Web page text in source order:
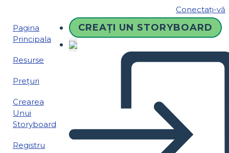
Conectați-vă
Pagina
Principala
Resurse
Prețuri
Crearea
Unui
Storyboard
Registru
CREAȚI UN STORYBOARD